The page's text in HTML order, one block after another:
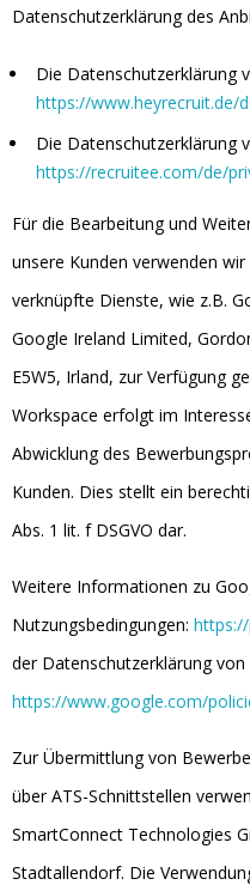
Datenschutzerklärung des
Die Datenschutzerklärung
https://www.heyrecruit.de/
Die Datenschutzerklärung
https://recruitee.com/de/
Für die Bearbeitung und
unsere Kunden verwenden
verknüpfte Dienste, wie z.B.
Google Ireland Limited,
E5W5, Irland, zur Verfügung
Workspace erfolgt im
Abwicklung des
Kunden. Dies stellt ein
Abs. 1 lit. f DSGVO dar.
Weitere Informationen zu
Nutzungsbedingungen:
der Datenschutzerklärung von
https://www.google.com/
Zur Übermittlung von
über ATS-Schnittstellen
SmartConnect Technologies
Stadtallendorf. Die